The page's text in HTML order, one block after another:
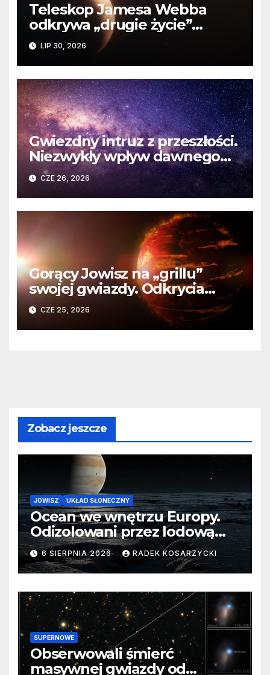
Teleskop Jamesa Webba
odkrywa „drugie życie”
planety krążącej wokół
martwej gwiazdy
LIP 30, 2026
Gwiezdny intruz z przeszłości.
Niezwykły wpływ dawnego
spotkania na komety Układu
Słonecznego
CZE 26, 2026
Gorący Jowisz na „grillu”
swojej gwiazdy. Odkrycia
Teleskopu Webba o HD
80606 b
CZE 25, 2026
Zobacz jeszcze
JOWISZ UKŁAD SŁONECZNY
Ocean we wnętrzu Europy.
Odizolowani przez lodową
barierę
6 SIERPNIA 2026 RADEK KOSARZYCKI
SUPERNOWE
Obserwowali śmierć
masywnej gwiazdy od